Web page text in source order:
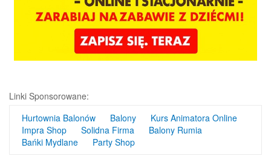
Linki Sponsorowane:
Hurtownia Balonów
Balony
Kurs Animatora Online
Impra Shop
Solidna Firma
Balony Rumia
Bańki Mydlane
Party Shop